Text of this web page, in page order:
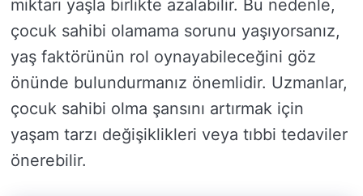
miktarı yaşla birlikte azalabilir. Bu nedenle,
çocuk sahibi olamama sorunu yaşıyorsanız,
yaş faktörünün rol oynayabileceğini göz
önünde bulundurmanız önemlidir. Uzmanlar,
çocuk sahibi olma şansını artırmak için
yaşam tarzı değişiklikleri veya tıbbi tedaviler
önerebilir.